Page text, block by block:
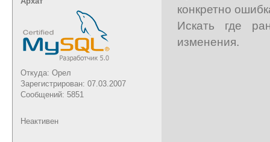
Откуда: Орел
Зарегистрирован: 07.03.2007
Сообщений: 5851
конкретно
Искать где
изменения.
Неактивен